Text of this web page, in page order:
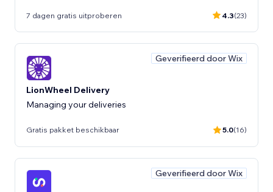
7 dagen gratis uitproberen 4.3(23)
Geverifieerd door Wix
LionWheel Delivery
Managing your deliveries
Gratis pakket beschikbaar 5.0(16)
Geverifieerd door Wix